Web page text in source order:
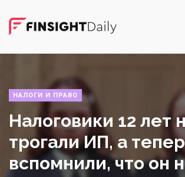
НАЛОГИ И ПРАВО
Налоговики 12 лет
трогали ИП, а
вспомнили, что он